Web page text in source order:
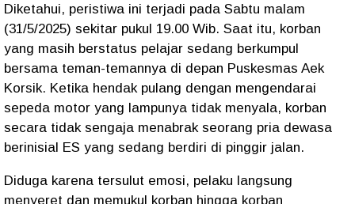
Diketahui, peristiwa ini terjadi pada Sabtu malam
(31/5/2025) sekitar pukul 19.00 Wib. Saat itu, korban
yang masih berstatus pelajar sedang berkumpul
bersama teman-temannya di depan Puskesmas Aek
Korsik. Ketika hendak pulang dengan mengendarai
sepeda motor yang lampunya tidak menyala, korban
secara tidak sengaja menabrak seorang pria dewasa
berinisial ES yang sedang berdiri di pinggir jalan.
Diduga karena tersulut emosi, pelaku langsung
menyeret dan memukul korban hingga korban